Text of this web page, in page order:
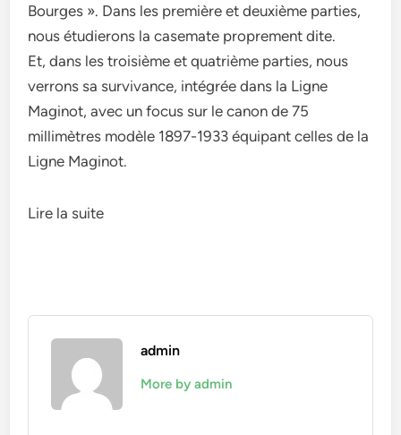
Bourges ». Dans les première et deuxième parties,
nous étudierons la casemate proprement dite.
Et, dans les troisième et quatrième parties, nous
verrons sa survivance, intégrée dans la Ligne
Maginot, avec un focus sur le canon de 75
millimètres modèle 1897-1933 équipant celles de la
Ligne Maginot.
Lire la suite
admin
More by admin